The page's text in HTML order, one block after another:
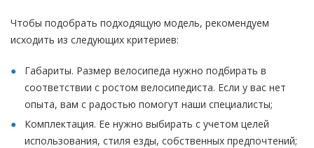
Чтобы подобрать подходящую модель, рекомендуем
исходить из следующих критериев:
Габариты. Размер велосипеда нужно подбирать в
соответствии с ростом велосипедиста. Если у вас нет
опыта, вам с радостью помогут наши специалисты;
Комплектация. Ее нужно выбирать с учетом целей
использования, стиля езды, собственных предпочтений;